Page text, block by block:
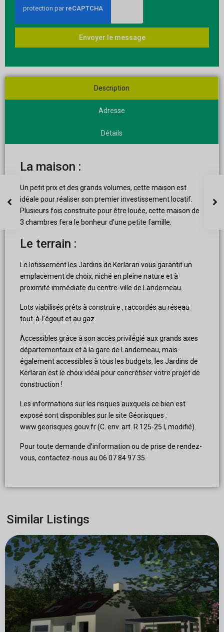
Envoyer le message
Description
Adresse
Détails
La maison :
Un petit prix et des grands volumes, cette maison est
idéale pour réaliser son premier investissement locatif.
Plusieurs fois construite pour être louée, cette maison de
3 chambres fera le bonheur d’une petite famille.
Le terrain :
Le lotissement les Jardins de Kerlaran vous garantit un
emplacement de choix, niché en pleine nature et à
proximité immédiate du centre-ville de Landerneau.
Lots viabilisés prêts à construire , raccordés au réseau
tout-à-l’égout et au gaz.
Accessibles grâce à son accès privilégié aux grands axes
départementaux et à la gare de Landerneau, mais
également accessibles à tous les budgets, les Jardins de
Kerlaran est le choix idéal pour concrétiser votre projet de
construction !
Les informations sur les risques auxquels ce bien est
exposé sont disponibles sur le site Géorisques :
www.georisques.gouv.fr (C. env. art. R 125-25 I, modifié).
Pour toute demande d’information ou de prise de rendez-
vous, contactez-nous au 06 07 84 97 35.
Similar Listings